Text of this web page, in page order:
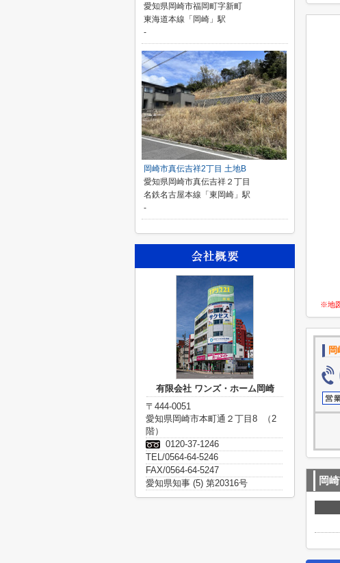
※地
岡
愛知県岡崎市福岡町字新町
東海道本線「岡崎」駅
-
岡崎市真伝吉祥2丁目 土地B
愛知県岡崎市真伝吉祥２丁目
名鉄名古屋本線「東岡崎」駅
-
有限会社 ワンズ・ホーム岡崎
〒444-0051
愛知県岡崎市本町通２丁目8 （2
階）
0120-37-1246
TEL/0564-64-5246
FAX/0564-64-5247
愛知県知事 (5) 第20316号